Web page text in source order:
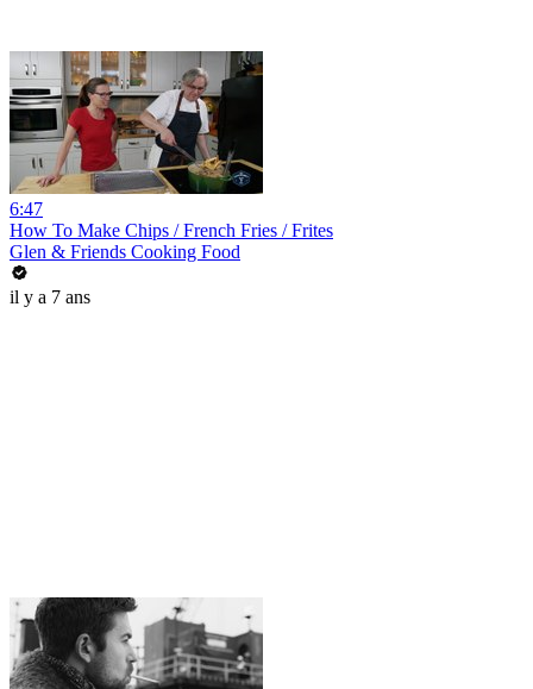
6:47
How To Make Chips / French Fries / Frites
Glen & Friends Cooking Food
il y a 7 ans